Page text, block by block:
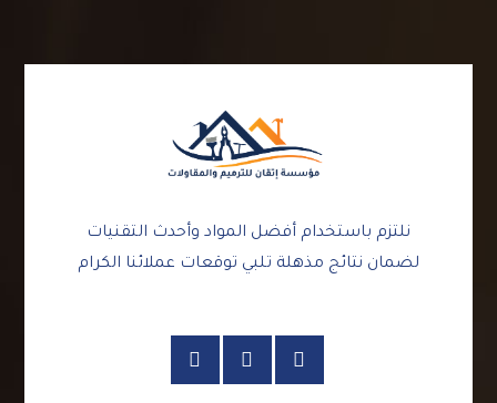
نلتزم باستخدام أفضل المواد وأحدث التقنيات
لضمان نتائج مذهلة تلبي توقعات عملائنا الكرام